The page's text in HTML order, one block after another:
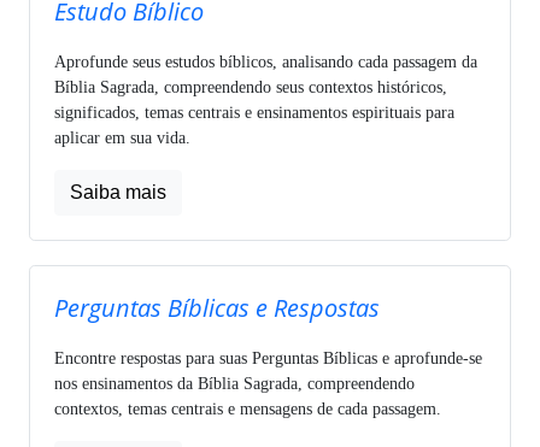
Estudo Bíblico
Aprofunde seus estudos bíblicos, analisando cada passagem da
Bíblia Sagrada, compreendendo seus contextos históricos,
significados, temas centrais e ensinamentos espirituais para
aplicar em sua vida.
Saiba mais
Perguntas Bíblicas e Respostas
Encontre respostas para suas Perguntas Bíblicas e aprofunde-se
nos ensinamentos da Bíblia Sagrada, compreendendo
contextos, temas centrais e mensagens de cada passagem.